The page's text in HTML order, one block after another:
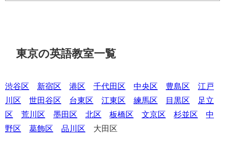
東京の英語教室一覧
渋谷区 新宿区 港区 千代田区 中央区 豊島区
江戸
川区
世田谷区 台東区 江東区 練馬区 目黒区
足立
区
荒川区 墨田区 北区 板橋区 文京区 杉並区
中
野区
葛飾区 品川区 大田区